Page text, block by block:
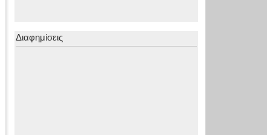
Διαφημίσεις